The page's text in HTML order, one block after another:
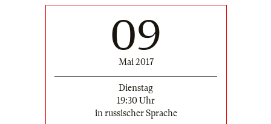
09
Mai 2017
Dienstag
19:30 Uhr
in russischer Sprache